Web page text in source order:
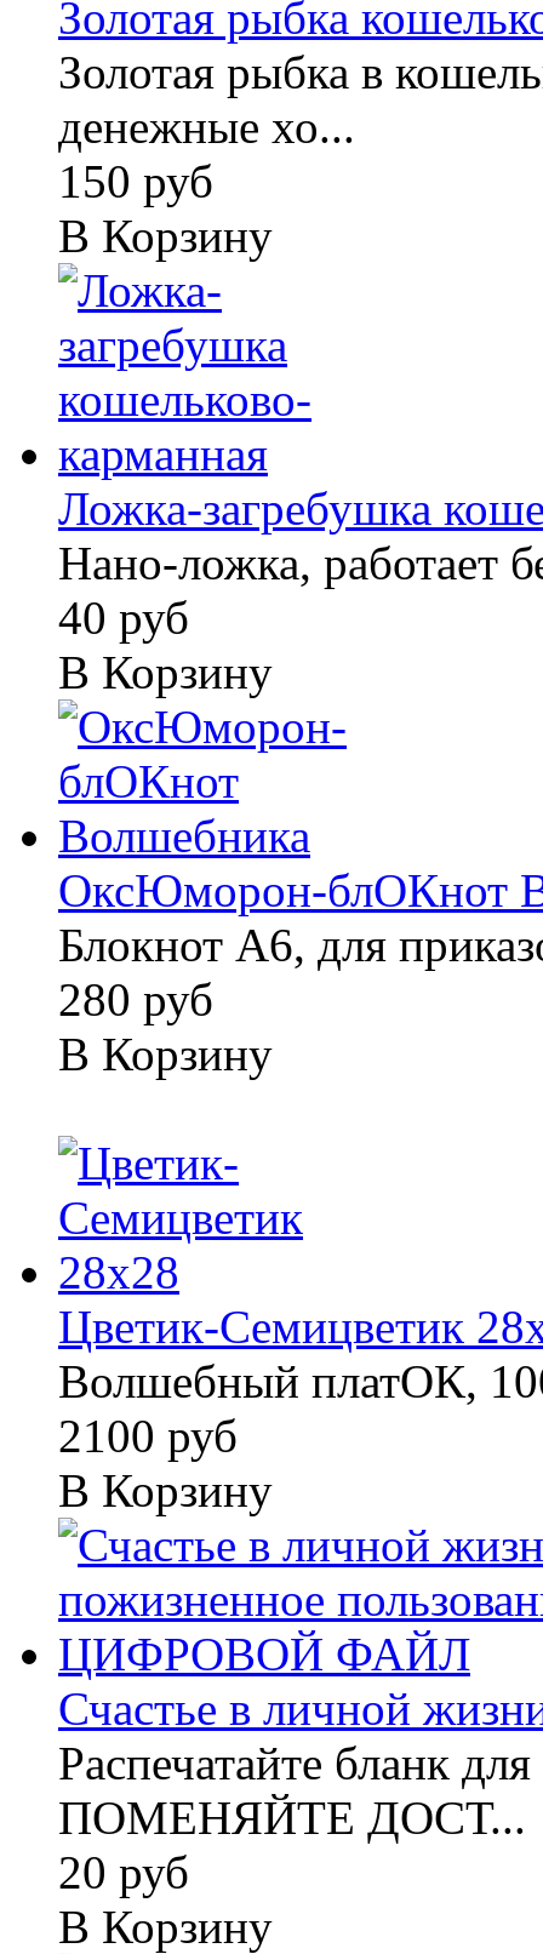
Золотая рыбка
Золотая рыбка в
денежные хо...
150 руб
В Корзину
Ложка-загребушка
Нано-ложка, работает
40 руб
В Корзину
ОксЮморон-блОКнот
Блокнот А6, для
280 руб
В Корзину
Цветик-Семицветик
Волшебный платОК,
2100 руб
В Корзину
Счастье в личной
Распечатайте бланк
ПОМЕНЯЙТЕ ДОСТ...
20 руб
В Корзину